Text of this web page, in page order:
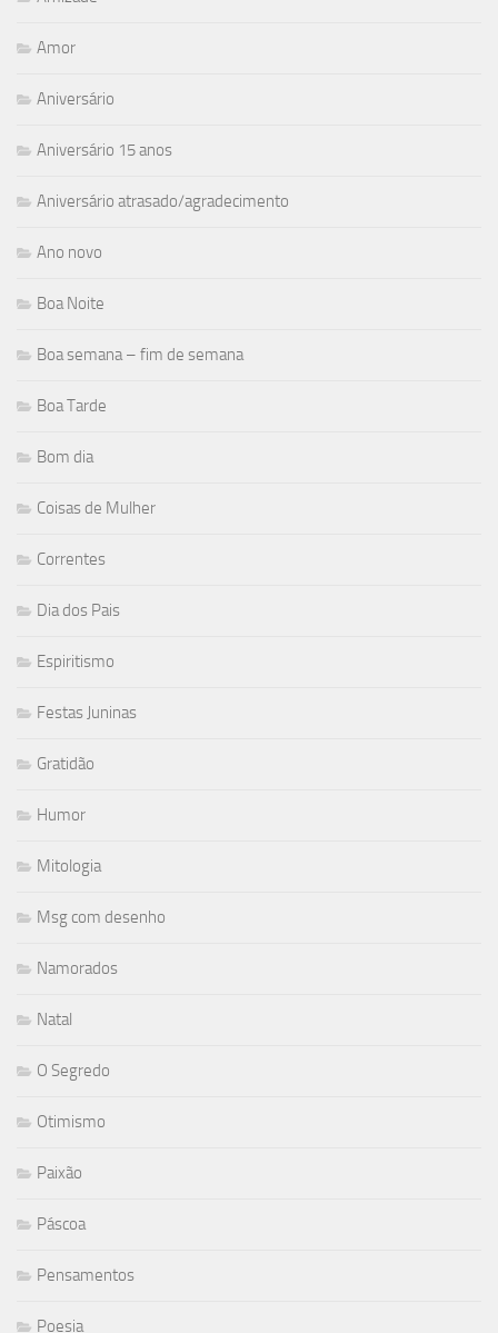
Amor
Aniversário
Aniversário 15 anos
Aniversário atrasado/agradecimento
Ano novo
Boa Noite
Boa semana – fim de semana
Boa Tarde
Bom dia
Coisas de Mulher
Correntes
Dia dos Pais
Espiritismo
Festas Juninas
Gratidão
Humor
Mitologia
Msg com desenho
Namorados
Natal
O Segredo
Otimismo
Paixão
Páscoa
Pensamentos
Poesia